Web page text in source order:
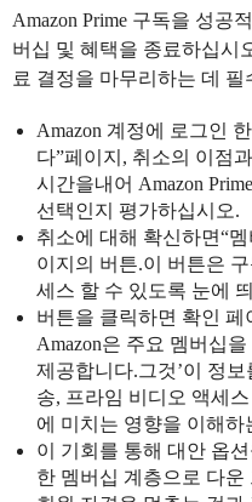
Amazon Prime 구독을 성공
버십 및 혜택을 종료하십시
료 결정을 마무리하는 데 필
Amazon 계정에 로그인
다”페이지, 취소의 이점
시간을내어 Amazon
선택인지 평가하십시오.
취소에 대해 확신하면“
이지의 버튼.이 버튼은
세스 할 수 있도록 눈에
버튼을 클릭하면 확인
Amazon은 주요 멤버십
제공합니다.그것’이 정
송, 프라임 비디오 액세
에 미치는 영향을 이해하
이 기회를 통해 대안 옵
한 멤버십 계층으로 다